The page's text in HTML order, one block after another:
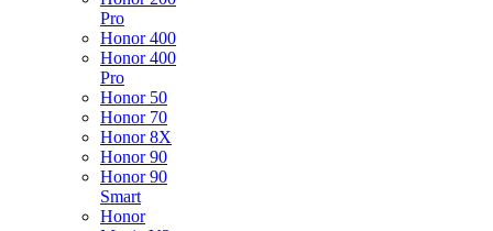
Pro
Honor 400
Honor 400
Pro
Honor 50
Honor 70
Honor 8X
Honor 90
Honor 90
Smart
Honor